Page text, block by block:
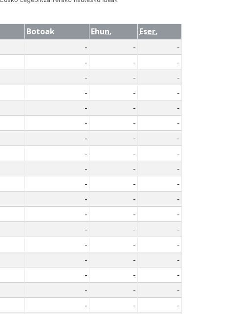
Botoak Ehun.
Eser.
- -
-
- -
-
- -
-
- -
-
- -
-
- -
-
- -
-
- -
-
- -
-
- -
-
- -
-
- -
-
- -
-
- -
-
- -
-
- -
-
- -
-
- -
-